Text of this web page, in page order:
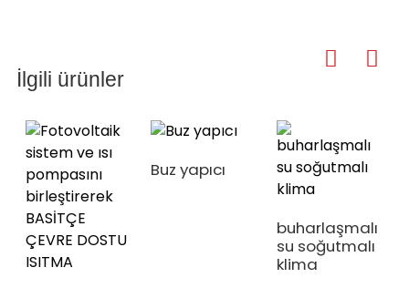
İlgili ürünler
Buz yapıcı
buharlaşmalı
su soğutmalı
klima